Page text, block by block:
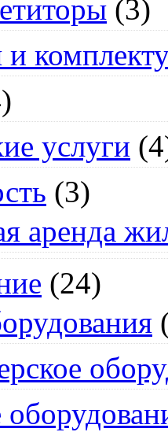
(3)
и
услуги
(3)
аренда
(24)